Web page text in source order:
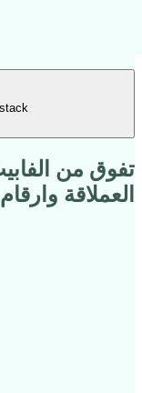
تفوق من
العملاقة